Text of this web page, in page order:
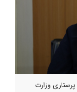
وزارت